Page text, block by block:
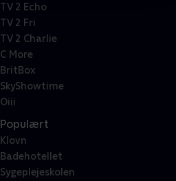
TV 2 Echo
TV 2 Fri
TV 2 Charlie
C More
BritBox
SkyShowtime
Oiii
Populært
Klovn
Badehotellet
Sygeplejeskolen